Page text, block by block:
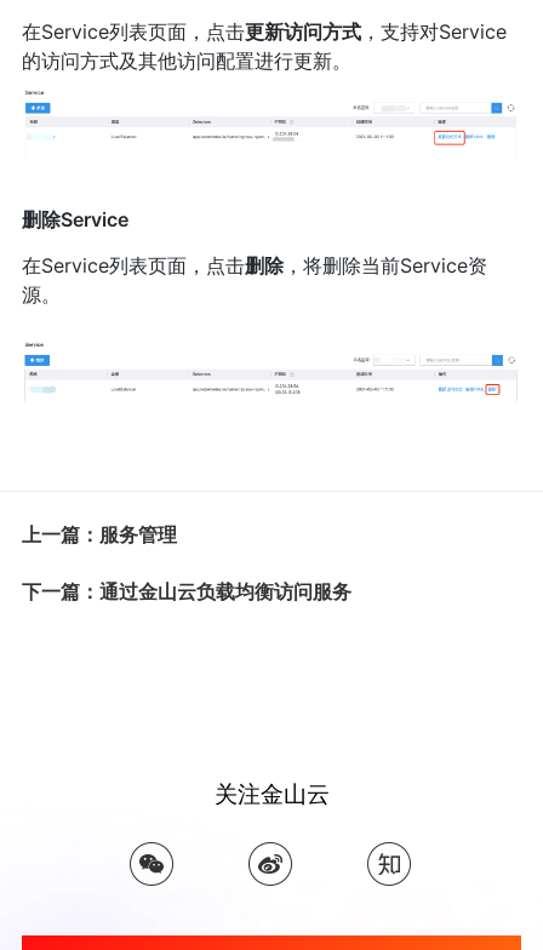
在Service列表页面，点击更新访问方式，支持对Service
的访问方式及其他访问配置进行更新。
删除Service
在Service列表页面，点击删除，将删除当前Service资
源。
上一篇：服务管理
下一篇：通过金山云负载均衡访问服务
关注金山云